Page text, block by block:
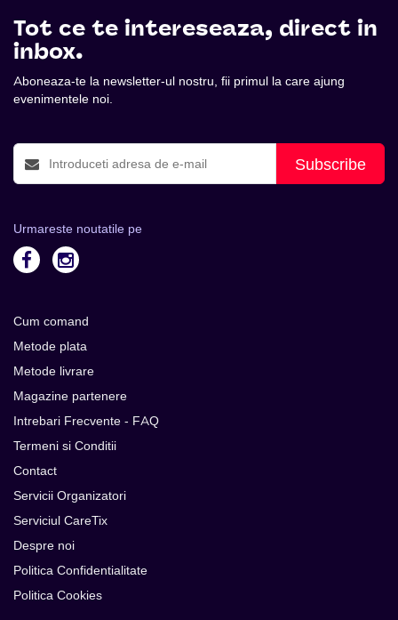
Tot ce te intereseaza, direct in
inbox.
Aboneaza-te la newsletter-ul nostru, fii primul la care ajung
evenimentele noi.
Subscribe
Urmareste noutatile pe
Cum comand
Metode plata
Metode livrare
Magazine partenere
Intrebari Frecvente - FAQ
Termeni si Conditii
Contact
Servicii Organizatori
Serviciul CareTix
Despre noi
Politica Confidentialitate
Politica Cookies